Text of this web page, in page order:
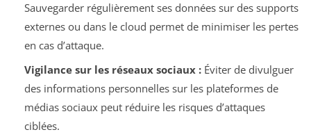
Sauvegarder régulièrement ses données sur des supports
externes ou dans le cloud permet de minimiser les pertes
en cas d’attaque.
Vigilance sur les réseaux sociaux :Éviter de divulguer
des informations personnelles sur les plateformes de
médias sociaux peut réduire les risques d’attaques
ciblées.